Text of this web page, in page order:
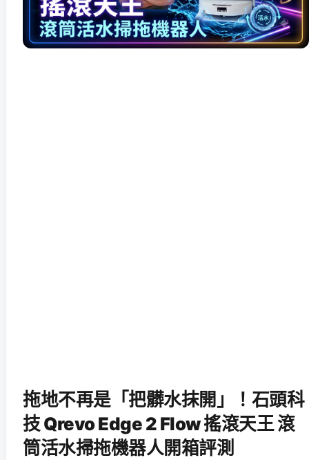
拖地不再是「把髒水抹開」！石頭科
技 Qrevo Edge 2 Flow 搖滾天王 滾
筒活水掃拖機器人開箱評測